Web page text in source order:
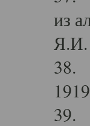
из
Я.И.
38.
39.